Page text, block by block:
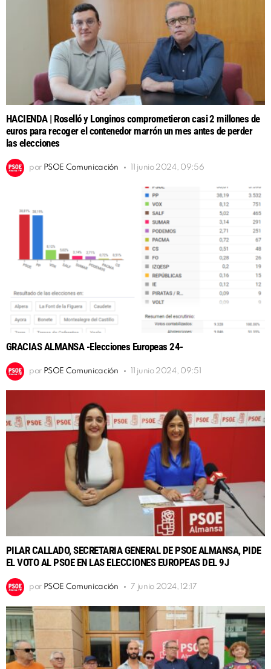
HACIENDA | Roselló y Longinos comprometieron casi 2 millones de
euros para recoger el contenedor marrón un mes antes de perder
las elecciones
por PSOE Comunicación 11 junio 2024, 09:56
GRACIAS ALMANSA -Elecciones Europeas 24-
por PSOE Comunicación 11 junio 2024, 09:51
PILAR CALLADO, SECRETARIA GENERAL DE PSOE ALMANSA, PIDE
EL VOTO AL PSOE EN LAS ELECCIONES EUROPEAS DEL 9J
por PSOE Comunicación 7 junio 2024, 12:17